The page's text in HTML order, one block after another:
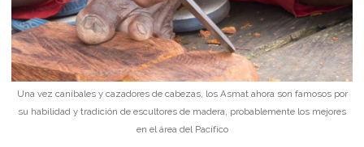
Una vez caníbales y cazadores de cabezas, los Asmat ahora son famosos por
su habilidad y tradición de escultores de madera, probablemente los mejores
en el área del Pacífico